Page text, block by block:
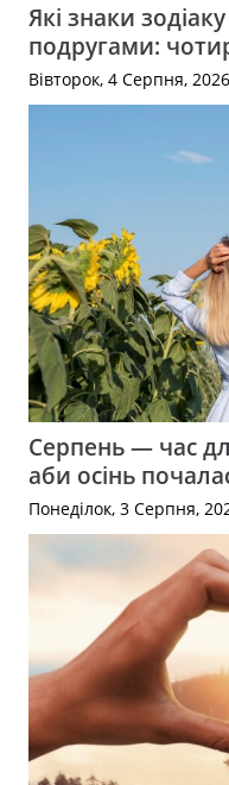
Які знаки
подругами:
Вівторок, 4 Серпня, 2026
Серпень — час
аби осінь
Понеділок, 3 Серпня,